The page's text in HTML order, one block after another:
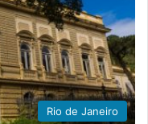
Rio de Janeiro